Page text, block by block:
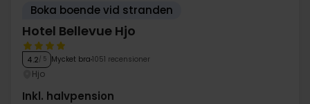
Boka boende vid stranden
Hotel Bellevue Hjo
4.2/ 5 Mycket bra 1051 recensioner
Hjo
Inkl. halvpension